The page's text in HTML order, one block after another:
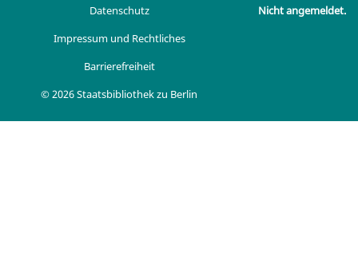
Datenschutz
Impressum und Rechtliches
Barrierefreiheit
© 2026 Staatsbibliothek zu Berlin
Nicht angemeldet.